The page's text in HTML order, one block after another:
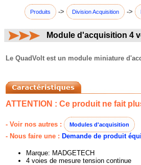
Produits -> Division Acquisition ->
Module d'acquisition 4
Le QuadVolt est un module miniature
ATTENTION : Ce produit ne fait
- Voir nos autres : Modules d'acquisition
- Nous faire une : Demande de produit
Marque: MADGETECH
4 voies de mesure tension continue